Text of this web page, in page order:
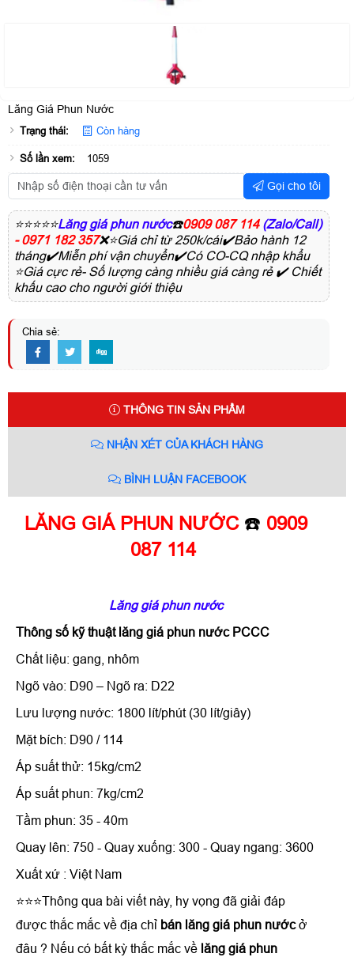
Lăng Giá Phun Nước
Trạng thái: Còn hàng
Số lần xem: 1059
Gọi cho tôi
⭐⭐⭐⭐⭐Lăng giá phun nước☎️0909 087 114 (Zalo/Call)
- 0971 182 357❌⭐Giá chỉ từ 250k/cái✔️Bảo hành 12
tháng✔️Miễn phí vận chuyển✔️Có CO-CQ nhập khẩu
⭐Giá cực rẻ- Số lượng càng nhiều giá càng rẻ ✔️ Chiết
khấu cao cho người giới thiệu
Chia sẻ:
THÔNG TIN SẢN PHẨM
NHẬN XÉT CỦA KHÁCH HÀNG
BÌNH LUẬN FACEBOOK
LĂNG GIÁ PHUN NƯỚC ☎️ 0909
087 114
Lăng giá phun nước
Thông số kỹ thuậtlăng giá phun nướcPCCC
Chất liệu: gang, nhôm
Ngõ vào: D90 – Ngõ ra: D22
Lưu lượng nước: 1800 lít/phút (30 lít/giây)
Mặt bích: D90 / 114
Áp suất thử: 15kg/cm2
Áp suất phun: 7kg/cm2
Tầm phun: 35 - 40m
Quay lên: 750 - Quay xuống: 300 - Quay ngang: 3600
Xuất xứ : Việt Nam
⭐⭐⭐Thông qua bài viết này, hy vọng đã giải đáp
được thắc mắc về địa chỉ bán lăng giá phun nước ở
đâu ? Nếu có bất kỳ thắc mắc về lăng giá phun